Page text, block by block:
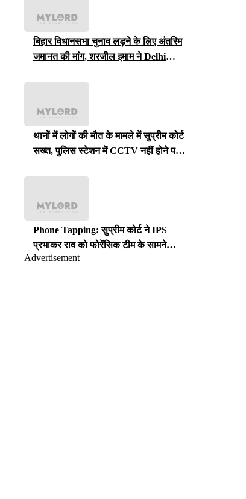
बिहार विधानसभा चुनाव लड़ने के लिए अंतरिम
जमानत की मांग, शरजील इमाम ने Delhi
थानों में लोगों की मौत के मामले में सुप्रीम कोर्ट
सख्त, पुलिस स्टेशन में CCTV नहीं होने पर
Phone Tapping: सुप्रीम कोर्ट ने IPS
प्रभाकर राव को फोरेंसिक टीम के सामने
iCloud पासवर्ड सौंपने का आदेश, जानें क्या
Advertisement